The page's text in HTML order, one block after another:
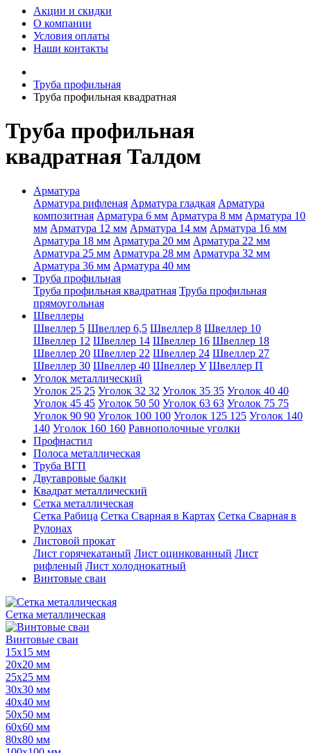
Акции и скидки
О компании
Условия оплаты
Наши контакты
Труба профильная
Труба профильная квадратная
Труба профильная
квадратная Талдом
Арматура
Арматура рифленая Арматура гладкая Арматура
композитная Арматура 6 мм Арматура 8 мм Арматура 10
мм Арматура 12 мм Арматура 14 мм Арматура 16 мм
Арматура 18 мм Арматура 20 мм Арматура 22 мм
Арматура 25 мм Арматура 28 мм Арматура 32 мм
Арматура 36 мм Арматура 40 мм
Труба профильная
Труба профильная квадратная Труба профильная
прямоугольная
Швеллеры
Швеллер 5 Швеллер 6,5 Швеллер 8 Швеллер 10
Швеллер 12 Швеллер 14 Швеллер 16 Швеллер 18
Швеллер 20 Швеллер 22 Швеллер 24 Швеллер 27
Швеллер 30 Швеллер 40 Швеллер У Швеллер П
Уголок металлический
Уголок 25 25 Уголок 32 32 Уголок 35 35 Уголок 40 40
Уголок 45 45 Уголок 50 50 Уголок 63 63 Уголок 75 75
Уголок 90 90 Уголок 100 100 Уголок 125 125 Уголок 140
140 Уголок 160 160 Равнополочные уголки
Профнастил
Полоса металлическая
Труба ВГП
Двутавровые балки
Квадрат металлический
Сетка металлическая
Сетка Рабица Сетка Сварная в Картах Сетка Сварная в
Рулонах
Листовой прокат
Лист горячекатаный Лист оцинкованный Лист
рифленый Лист холоднокатный
Винтовые сваи
Сетка металлическая
Винтовые сваи
15х15 мм
20х20 мм
25х25 мм
30х30 мм
40х40 мм
50х50 мм
60х60 мм
80х80 мм